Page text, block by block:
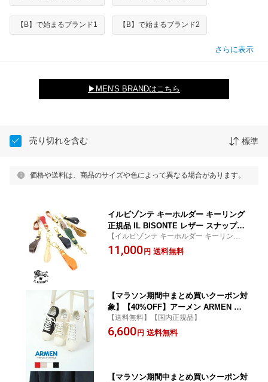
【B】で始まるブランド1 【B】で始まるブランド2
さらに表示
▶MEN'S BRANDはこちら
売り切れを含む 標準
価格や送料は、商品のサイズや色によって異なる場合があります。
イルビゾンテ キーホルダー キーリング
正規品 IL BISONTE レザー スナップ付
き ベルト 売れ筋アイテム ブラウン オ
リーブ オレンジ シンプル ・410095-006
【イルビゾンテ キーホルダー キーリング】
【メール便可能商品】【国内正規品】【CP
対象外】
11,000 円 送料無料
【マラソン期間中まとめ買いクーポン対
象】【40%OFF】アーメン ARMEN ス
ニーカー ローカット キャンバス シュー
ズ キャンバススニーカー コットンキャ
【送料無料】【国内正規品】
6,600 円 送料無料
【マラソン期間中まとめ買いクーポン対